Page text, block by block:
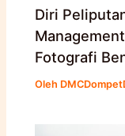
Diri
Fotografi
Oleh